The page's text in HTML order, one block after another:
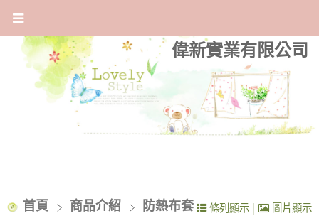
偉新實業有限公司
首頁 商品介紹 防熱布套 條列顯示 | 圖片顯示